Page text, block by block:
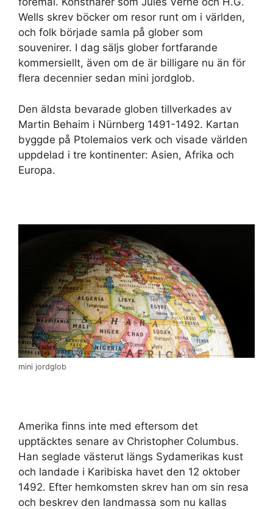
Wells skrev böcker om resor runt om i världen,
och folk började samla på glober som
souvenirer. I dag säljs glober fortfarande
kommersiellt, även om de är billigare nu än för
flera decennier sedan mini jordglob.
Den äldsta bevarade globen tillverkades av
Martin Behaim i Nürnberg 1491-1492. Kartan
byggde på Ptolemaios verk och visade världen
uppdelad i tre kontinenter: Asien, Afrika och
Europa.
mini jordglob
Amerika finns inte med eftersom det
upptäcktes senare av Christopher Columbus.
Han seglade västerut längs Sydamerikas kust
och landade i Karibiska havet den 12 oktober
1492. Efter hemkomsten skrev han om sin resa
och beskrev den landmassa som nu kallas